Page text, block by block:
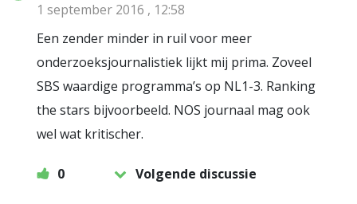
1 september 2016 , 12:58
Een zender minder in ruil voor meer
onderzoeksjournalistiek lijkt mij prima. Zoveel
SBS waardige programma’s op NL1-3. Ranking
the stars bijvoorbeeld. NOS journaal mag ook
wel wat kritischer.
0 Volgende discussie